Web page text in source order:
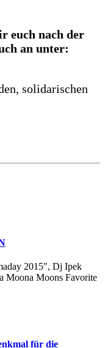
euch nach der
an unter:
solidarischen
2015", Dj Ipek
Moona Moons Favorite
für die